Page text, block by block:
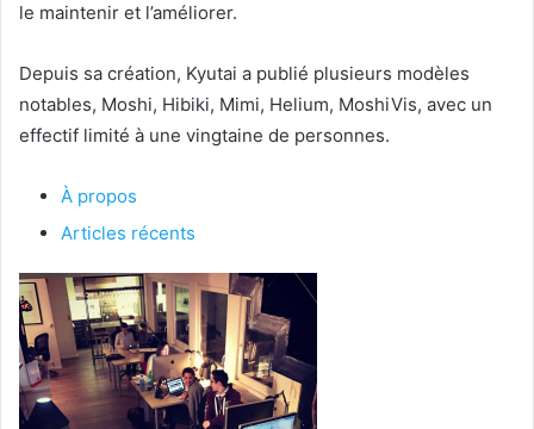
le maintenir et l’améliorer.
Depuis sa création, Kyutai a publié plusieurs modèles
notables, Moshi, Hibiki, Mimi, Helium, MoshiVis, avec un
effectif limité à une vingtaine de personnes.
À propos
Articles récents